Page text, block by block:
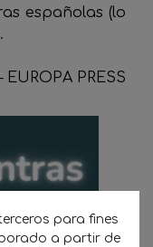
españolas (lo
EUROPA PRESS
para fines
a partir de